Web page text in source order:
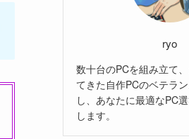
ryo
数十台のPCを組み立て
てきた自作PCのベテラ
し、あなたに最適なPC
します。